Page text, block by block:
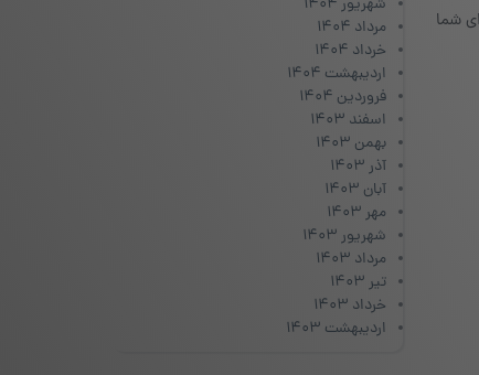
شما
شهریور ۱۴۰۴
مرداد ۱۴۰۴
خرداد ۱۴۰۴
اردیبهشت ۱۴۰۴
فروردین ۱۴۰۴
اسفند ۱۴۰۳
بهمن ۱۴۰۳
آذر ۱۴۰۳
آبان ۱۴۰۳
مهر ۱۴۰۳
شهریور ۱۴۰۳
مرداد ۱۴۰۳
تیر ۱۴۰۳
خرداد ۱۴۰۳
اردیبهشت ۱۴۰۳